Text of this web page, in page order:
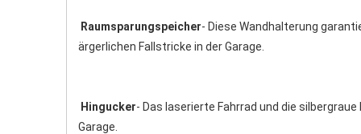
Raumsparungspeicher- Diese Wandhalterung
ärgerlichen Fallstricke in der Garage.
Hingucker- Das laserierte Fahrrad und die
Garage.